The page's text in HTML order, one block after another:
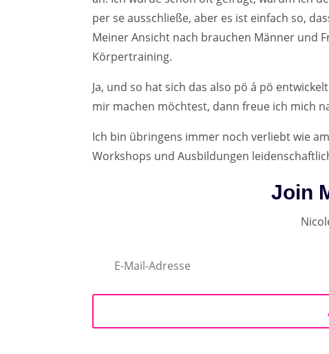
per se ausschließe, aber es ist einfach so,
Meiner Ansicht nach brauchen Männer und
Körpertraining.
Ja, und so hat sich das also pö á pö
mir machen möchtest, dann freue ich mich
Ich bin übringens immer noch verliebt wie
Workshops und Ausbildungen
Join